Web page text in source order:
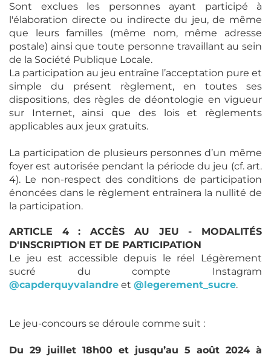
Sont exclues les personnes ayant participé à
l'élaboration directe ou indirecte du jeu, de même
que leurs familles (même nom, même adresse
postale) ainsi que toute personne travaillant au sein
de la Société Publique Locale.
La participation au jeu entraîne l’acceptation pure et
simple du présent règlement, en toutes ses
dispositions, des règles de déontologie en vigueur
sur Internet, ainsi que des lois et règlements
applicables aux jeux gratuits.
La participation de plusieurs personnes d’un même
foyer est autorisée pendant la période du jeu (cf. art.
4). Le non-respect des conditions de participation
énoncées dans le règlement entraînera la nullité de
la participation.
ARTICLE 4 : ACCÈS AU JEU - MODALITÉS
D'INSCRIPTION ET DE PARTICIPATION
Le jeu est accessible depuis le réel Légèrement
sucré du compte Instagram
@capderquyvalandre et @legerement_sucre.
Le jeu-concours se déroule comme suit :
Du 29 juillet 18h00 et jusqu’au 5 août 2024 à